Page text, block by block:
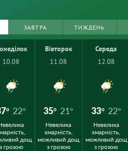
ЗАВТРА ТИЖДЕНЬ
10.08
22°
дощ
з грозою
Вівторок
11.08
35° 21°
Невелика
хмарність,
можливий дощ
з грозою
Середа
12.08
33° 22°
Невелика
хмарність,
можливий дощ
з грозою